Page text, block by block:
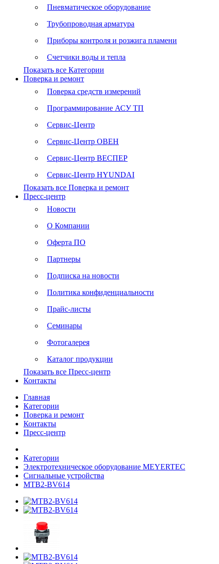
Пневматическое оборудование
Трубопроводная арматура
Приборы контроля и розжига пламени
Счетчики воды и тепла
Показать все Категории
Поверка и ремонт
Поверка средств измерений
Программирование АСУ ТП
Сервис-Центр
Сервис-Центр ОВЕН
Сервис-Центр ВЕСПЕР
Сервис-Центр HYUNDAI
Показать все Поверка и ремонт
Пресс-центр
Новости
О Компании
Оферта ПО
Партнеры
Подписка на новости
Политика конфиденциальности
Прайс-листы
Семинары
Фотогалерея
Каталог продукции
Показать все Пресс-центр
Контакты
Главная
Категории
Поверка и ремонт
Контакты
Пресс-центр
Категории
Электротехническое оборудование MEYERTEC
Сигнальные устройства
MTB2-BV614